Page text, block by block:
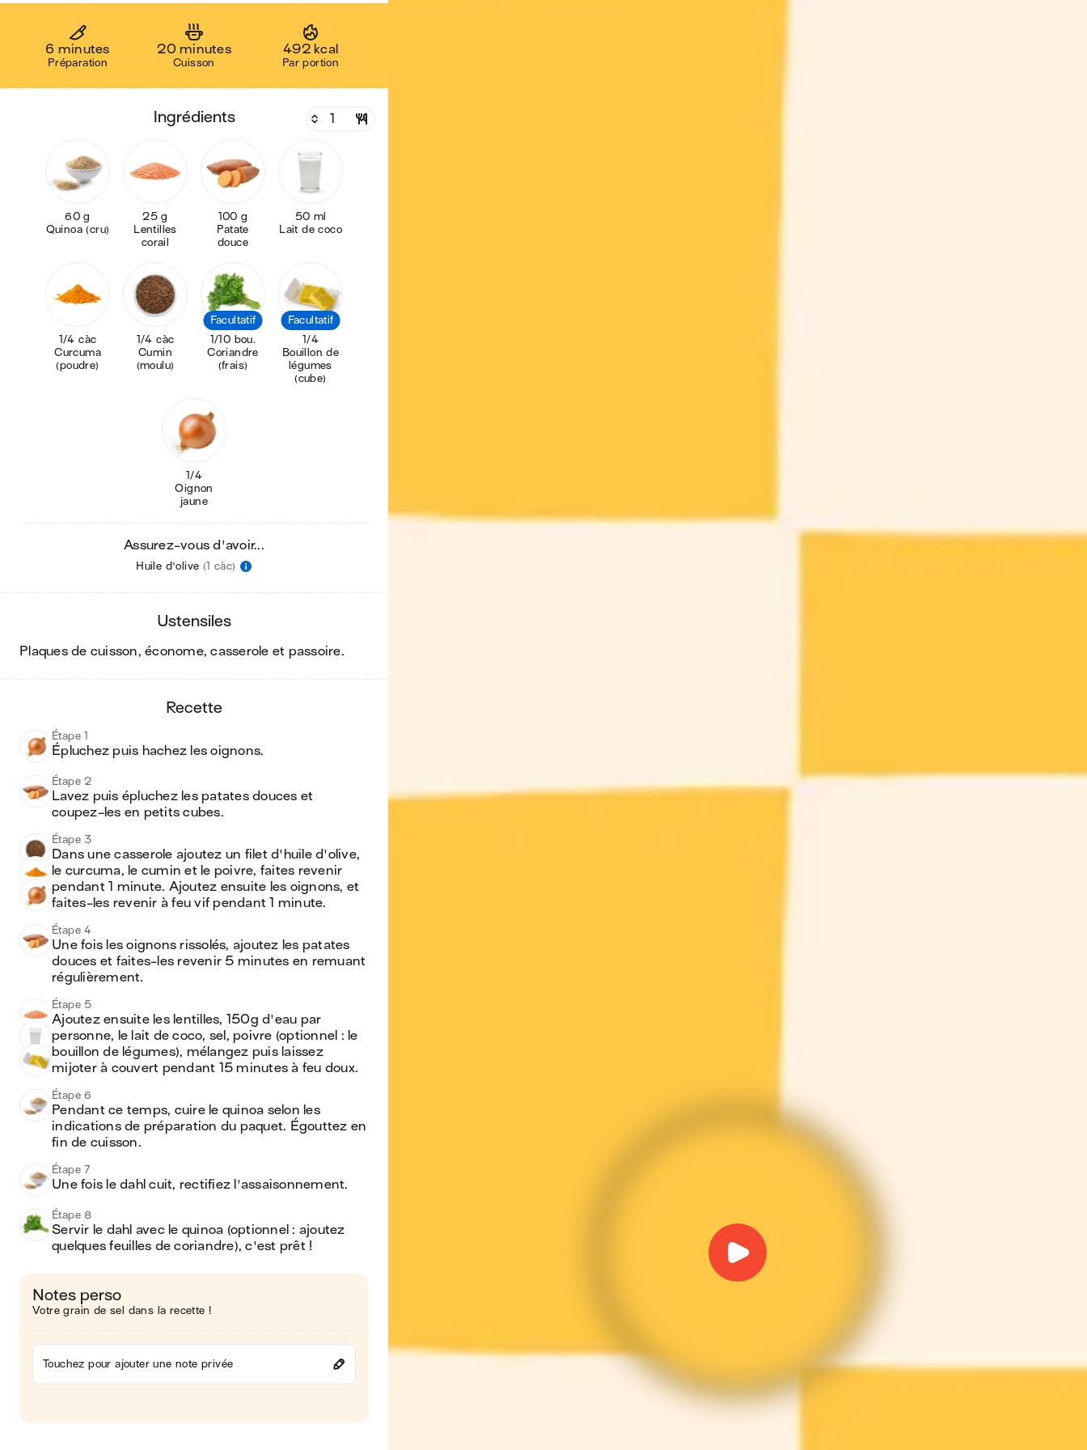
6 minutes
Préparation
20 minutes
Cuisson
492 kcal
Par portion
ingrédients
60 g
Quinoa (cru)
25 g
Lentilles
corail
100 g
Patate
douce
50 ml
Lait de coco
1/4 càc
Curcuma
(poudre)
1/4 càc
Cumin
(moulu)
Facultatif
1/10 bou.
Coriandre
(frais)
Facultatif
1/4
Bouillon de
légumes
(cube)
1/4
Oignon
jaune
Assurez-vous d'avoir...
Huile d'olive (1 càc)
ustensiles
plaques de cuisson, économe, casserole et passoire.
recette
Étape 1
Épluchez puis hachez les oignons.
Étape 2
Lavez puis épluchez les patates douces et
coupez-les en petits cubes.
Étape 3
Dans une casserole ajoutez un filet d'huile d'olive,
le curcuma, le cumin et le poivre, faites revenir
pendant 1 minute. Ajoutez ensuite les oignons, et
faites-les revenir à feu vif pendant 1 minute.
Étape 4
Une fois les oignons rissolés, ajoutez les patates
douces et faites-les revenir 5 minutes en remuant
régulièrement.
Étape 5
Ajoutez ensuite les lentilles, 150g d'eau par
personne, le lait de coco, sel, poivre (optionnel : le
bouillon de légumes), mélangez puis laissez
mijoter à couvert pendant 15 minutes à feu doux.
Étape 6
Pendant ce temps, cuire le quinoa selon les
indications de préparation du paquet. Égouttez en
fin de cuisson.
Étape 7
Une fois le dahl cuit, rectifiez l'assaisonnement.
Étape 8
Servir le dahl avec le quinoa (optionnel : ajoutez
quelques feuilles de coriandre), c'est prêt !
Notes perso
Votre grain de sel dans la recette !
Touchez pour ajouter une note privée